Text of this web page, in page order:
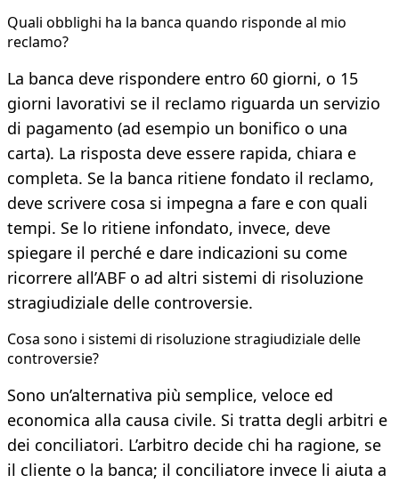
Quali obblighi ha la banca quando risponde al mio
reclamo?
La banca deve rispondere entro 60 giorni, o 15
giorni lavorativi se il reclamo riguarda un servizio
di pagamento (ad esempio un bonifico o una
carta). La risposta deve essere rapida, chiara e
completa. Se la banca ritiene fondato il reclamo,
deve scrivere cosa si impegna a fare e con quali
tempi. Se lo ritiene infondato, invece, deve
spiegare il perché e dare indicazioni su come
ricorrere all’ABF o ad altri sistemi di risoluzione
stragiudiziale delle controversie.
Cosa sono i sistemi di risoluzione stragiudiziale delle
controversie?
Sono un’alternativa più semplice, veloce ed
economica alla causa civile. Si tratta degli arbitri e
dei conciliatori. L’arbitro decide chi ha ragione, se
il cliente o la banca; il conciliatore invece li aiuta a